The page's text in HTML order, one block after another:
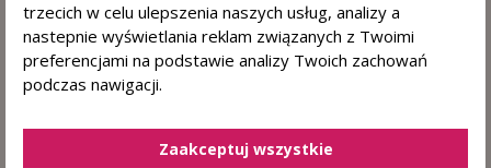
Sprawdzone przez trychologa
DERMOKOSMETYKI DO WŁOSÓW I SKÓRY
+48 884 330 722(pn. - pt. 8:00 - 15:00)
sklep@centrumzdrowegowlosa.pl
trzecich w celu ulepszenia naszych usług, analizy a
nastepnie wyświetlania reklam związanych z Twoimi
preferencjami na podstawie analizy Twoich zachowań
podczas nawigacji.
Zaakceptuj wszystkie